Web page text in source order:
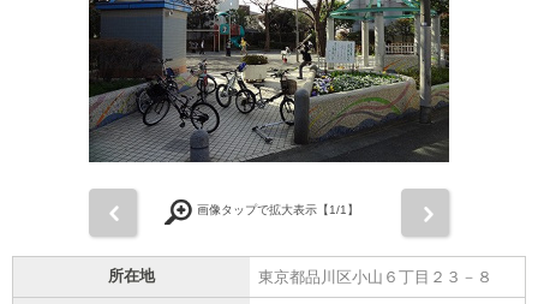
画像タップで拡大表示【1/1】
所在地 東京都品川区小山６丁目２３－８